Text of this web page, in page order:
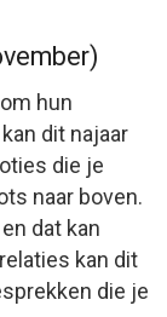
hun
dit najaar
die je
naar boven.
dat kan
kan dit
die je